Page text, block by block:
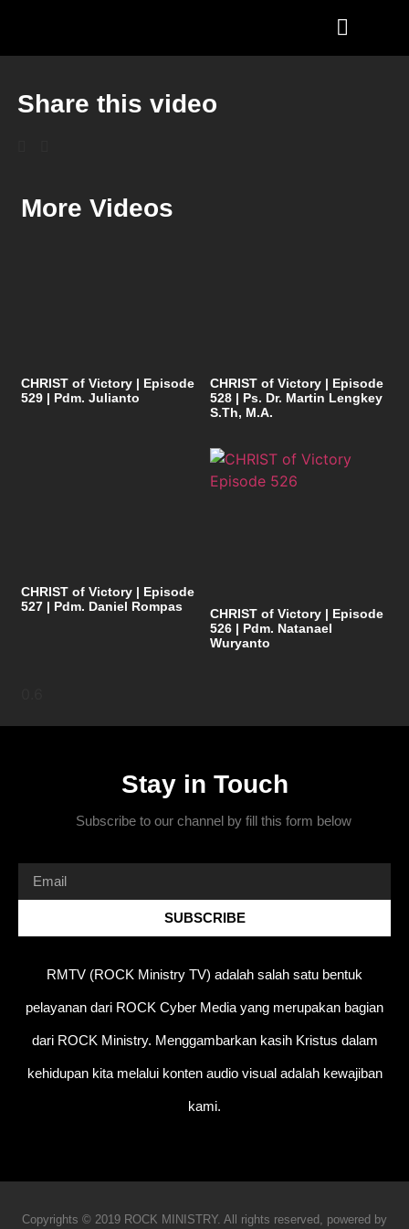
Share this video
More Videos
CHRIST of Victory | Episode
529 | Pdm. Julianto
CHRIST of Victory | Episode
528 | Ps. Dr. Martin Lengkey
S.Th, M.A.
CHRIST of Victory | Episode
527 | Pdm. Daniel Rompas
CHRIST of Victory | Episode
526 | Pdm. Natanael
Wuryanto
Stay in Touch
Subscribe to our channel by fill this form below
SUBSCRIBE
RMTV (ROCK Ministry TV) adalah salah satu bentuk
pelayanan dari ROCK Cyber Media yang merupakan bagian
dari ROCK Ministry. Menggambarkan kasih Kristus dalam
kehidupan kita melalui konten audio visual adalah kewajiban
kami.
Copyrights © 2019 ROCK MINISTRY. All rights reserved, powered by